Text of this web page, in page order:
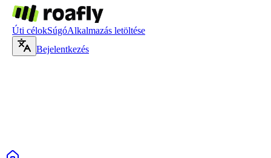
Úti célokSúgóAlkalmazás letöltése
Bejelentkezés